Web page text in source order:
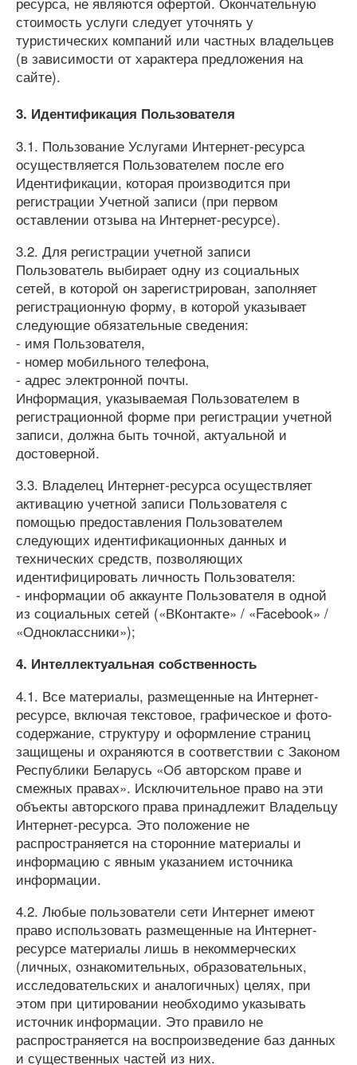
стоимость услуги следует уточнять у
туристических компаний или частных владельцев
(в зависимости от характера предложения на
сайте).
3. Идентификация Пользователя
3.1. Пользование Услугами Интернет-ресурса
осуществляется Пользователем после его
Идентификации, которая производится при
регистрации Учетной записи (при первом
оставлении отзыва на Интернет-ресурсе).
3.2. Для регистрации учетной записи
Пользователь выбирает одну из социальных
сетей, в которой он зарегистрирован, заполняет
регистрационную форму, в которой указывает
следующие обязательные сведения:
- имя Пользователя,
- номер мобильного телефона,
- адрес электронной почты.
Информация, указываемая Пользователем в
регистрационной форме при регистрации учетной
записи, должна быть точной, актуальной и
достоверной.
3.3. Владелец Интернет-ресурса осуществляет
активацию учетной записи Пользователя с
помощью предоставления Пользователем
следующих идентификационных данных и
технических средств, позволяющих
идентифицировать личность Пользователя:
- информации об аккаунте Пользователя в одной
из социальных сетей («ВКонтакте» / «Facebook» /
«Одноклассники»);
4. Интеллектуальная собственность
4.1. Все материалы, размещенные на Интернет-
ресурсе, включая текстовое, графическое и фото-
содержание, структуру и оформление страниц
защищены и охраняются в соответствии с Законом
Республики Беларусь «Об авторском праве и
смежных правах». Исключительное право на эти
объекты авторского права принадлежит Владельцу
Интернет-ресурса. Это положение не
распространяется на сторонние материалы и
информацию с явным указанием источника
информации.
4.2. Любые пользователи сети Интернет имеют
право использовать размещенные на Интернет-
ресурсе материалы лишь в некоммерческих
(личных, ознакомительных, образовательных,
исследовательских и аналогичных) целях, при
этом при цитировании необходимо указывать
источник информации. Это правило не
распространяется на воспроизведение баз данных
и существенных частей из них.